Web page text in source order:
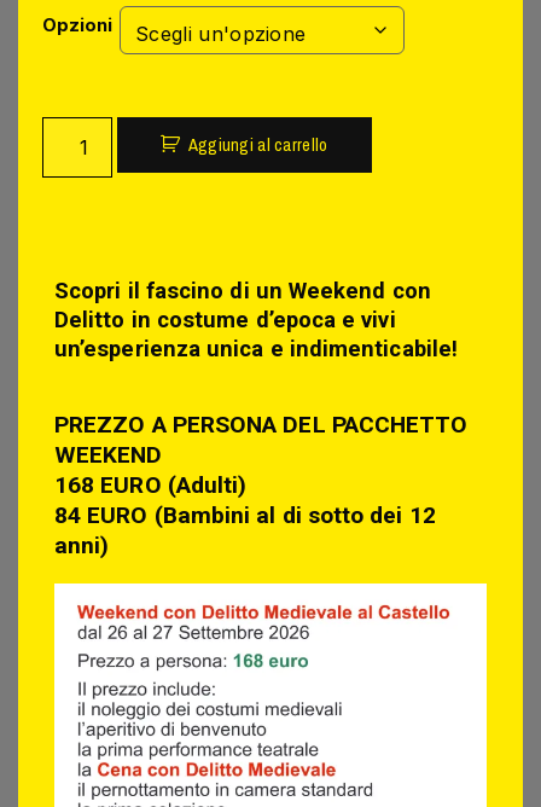
Opzioni
Aggiungi al carrello
Scopri il fascino di un Weekend con
Delitto in costume d’epoca e vivi
un’esperienza unica e indimenticabile!
PREZZO A PERSONA DEL PACCHETTO
WEEKEND
168 EURO (Adulti)
84 EURO (Bambini al di sotto dei 12
anni)